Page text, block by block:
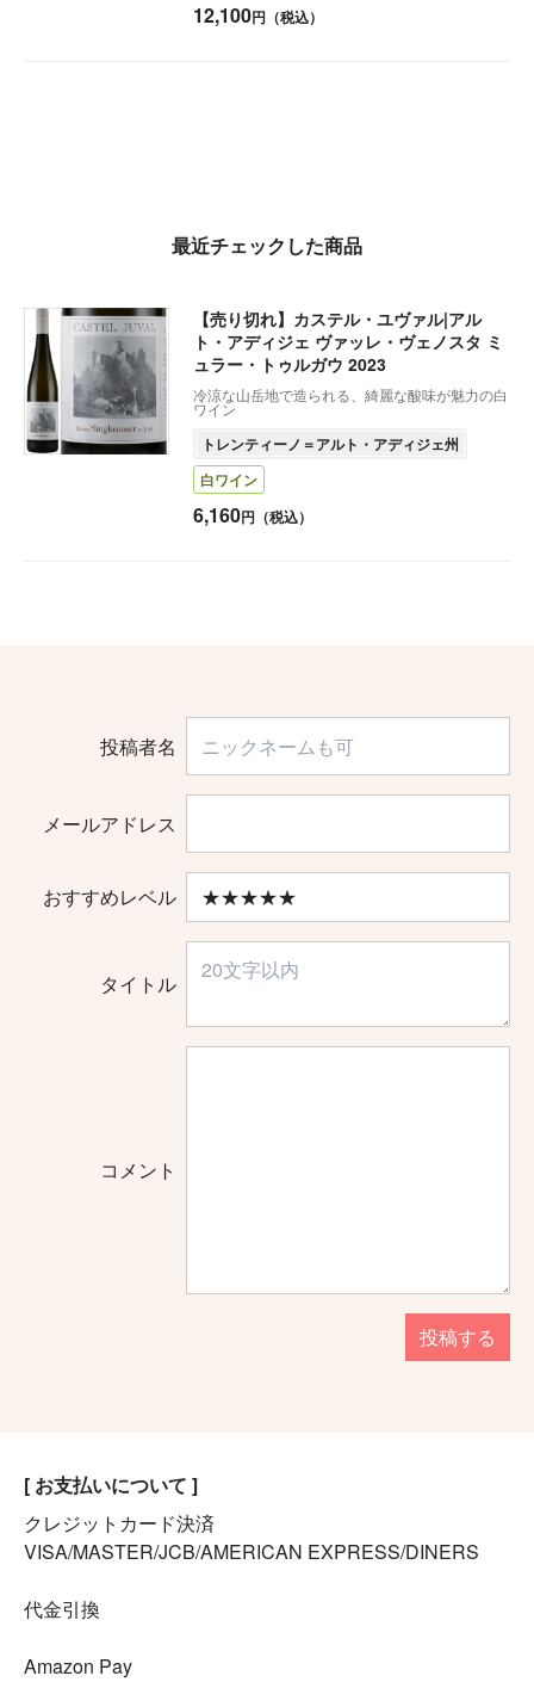
12,100円（税込）
最近チェックした商品
【売り切れ】カステル・ユヴァル|アル
ト・アディジェ ヴァッレ・ヴェノスタ ミ
ュラー・トゥルガウ 2023
冷涼な山岳地で造られる、綺麗な酸味が魅力の白
ワイン
トレンティーノ＝アルト・アディジェ州
白ワイン
6,160円（税込）
投稿者名
メールアドレス
おすすめレベル
タイトル
コメント
投稿する
[ お支払いについて ]
クレジットカード決済
VISA/MASTER/JCB/AMERICAN EXPRESS/DINERS
代金引換
Amazon Pay